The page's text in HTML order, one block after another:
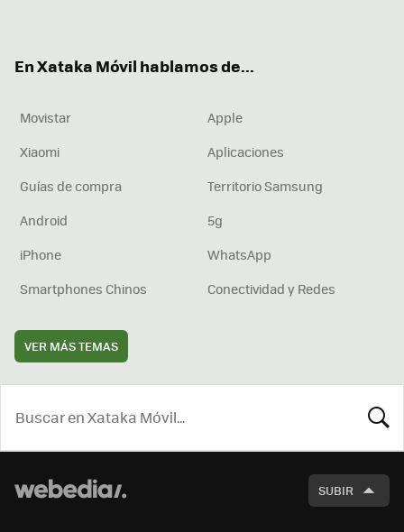
En Xataka Móvil hablamos de...
Movistar
Apple
Xiaomi
Aplicaciones
Guías de compra
Territorio Samsung
Android
5g
iPhone
WhatsApp
Smartphones Chinos
Conectividad y Redes
VER MÁS TEMAS
SUBIR